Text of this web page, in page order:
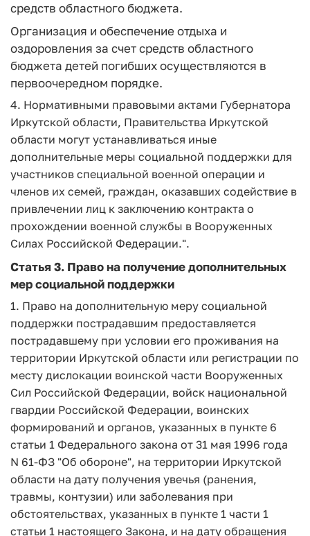
средств областного бюджета.
Организация и обеспечение отдыха и
оздоровления за счет средств областного
бюджета детей погибших осуществляются в
первоочередном порядке.
4. Нормативными правовыми актами Губернатора
Иркутской области, Правительства Иркутской
области могут устанавливаться иные
дополнительные меры социальной поддержки для
участников специальной военной операции и
членов их семей, граждан, оказавших содействие в
привлечении лиц к заключению контракта о
прохождении военной службы в Вооруженных
Силах Российской Федерации.".
Статья 3. Право на получение дополнительных
мер социальной поддержки
1. Право на дополнительную меру социальной
поддержки пострадавшим предоставляется
пострадавшему при условии его проживания на
территории Иркутской области или регистрации по
месту дислокации воинской части Вооруженных
Сил Российской Федерации, войск национальной
гвардии Российской Федерации, воинских
формирований и органов, указанных в пункте 6
статьи 1 Федерального закона от 31 мая 1996 года
N 61-ФЗ "Об обороне", на территории Иркутской
области на дату получения увечья (ранения,
травмы, контузии) или заболевания при
обстоятельствах, указанных в пункте 1 части 1
статьи 1 настоящего Закона, и на дату обращения